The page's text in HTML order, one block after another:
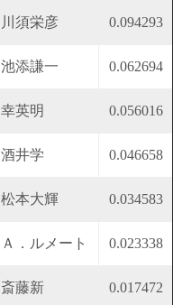
川須栄彦 0.094293
池添謙一 0.062694
幸英明 0.056016
酒井学 0.046658
松本大輝 0.034583
Ａ．ルメート 0.023338
斎藤新 0.017472